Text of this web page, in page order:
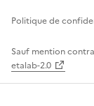
Politique de
Sauf mention
etalab-2.0